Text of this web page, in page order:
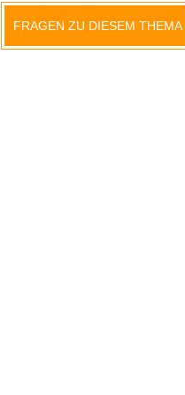
FRAGEN ZU DIESEM THEMA